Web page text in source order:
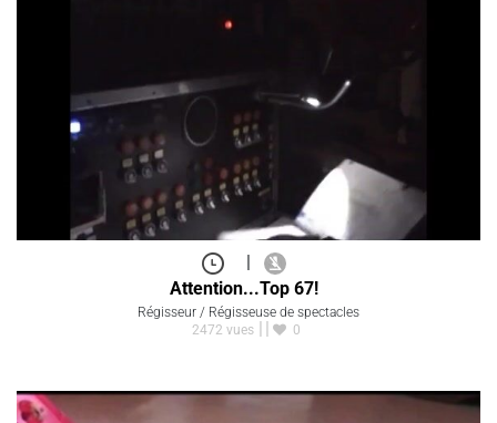
|
Attention...Top 67!
Régisseur / Régisseuse de spectacles
2472 vues
0